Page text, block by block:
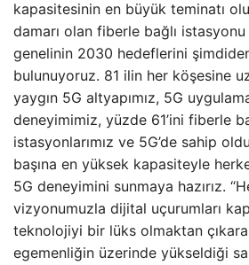
kapasitesinin en büyük teminatı
damarı olan fiberle bağlı istasyonu
genelinin 2030 hedeflerini
bulunuyoruz. 81 ilin her köşesine
yaygın 5G altyapımız, 5G
deneyimimiz, yüzde 61’ini fiberle
istasyonlarımız ve 5G’de sahip
başına en yüksek kapasiteyle
5G deneyimini sunmaya hazırız.
vizyonumuzla dijital uçurumları
teknolojiyi bir lüks olmaktan
egemenliğin üzerinde yükseldiği